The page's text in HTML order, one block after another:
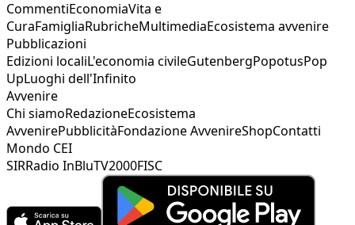
CommentiEconomiaVita e
CuraFamigliaRubricheMultimediaEcosistema avvenire
Pubblicazioni
Edizioni localiL'economia civileGutenbergPopotusPop
UpLuoghi dell'Infinito
Avvenire
Chi siamoRedazioneEcosistema
AvvenirePubblicitàFondazione AvvenireShopContatti
Mondo CEI
SIRRadio InBluTV2000FISC